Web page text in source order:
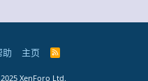
助 主页
R
XenForo Ltd.